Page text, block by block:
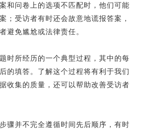
和问卷上的选项不匹配时，他们可能
；受访者有时还会故意地谎报答案，
避免尴尬或法律责任。
时所经历的一个典型过程，其中的每
的填答。了解这个过程将有利于我们
收集的质量，还可以帮助改善受访者
骤并不完全遵循时间先后顺序，有时